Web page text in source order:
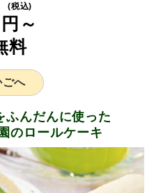
円～
(税込)
料
ごへ
ふんだんに使った
のロールケーキ